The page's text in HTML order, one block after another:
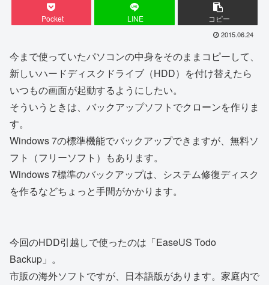
Pocket LINE コピー
2015.06.24
今まで使っていたパソコンの中身をそのままコピーして、
新しいハードディスクドライブ（HDD）を付け替えたら
いつもの画面が起動するようにしたい。
そういうときは、バックアップソフトでクローンを作りま
す。
Windows 7の標準機能でバックアップできますが、無料ソ
フト（フリーソフト）もあります。
Windows 7標準のバックアップは、システム修復ディスク
を作るなどちょっと手間がかかります。
今回のHDD引越しで使ったのは「EaseUS Todo
Backup」。
市販の海外ソフトですが、日本語版があります。家庭内で